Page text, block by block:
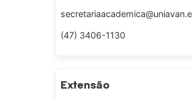
(47) 3406-1130
Extensão